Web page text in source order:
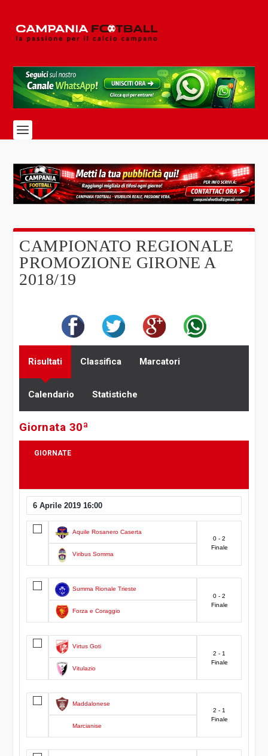
CAMPIONATO REGIONALE
PROMOZIONE GIRONE A
2018/19
Risultati Classifica Marcatori
Calendario Statistiche
Giornata 30ª
GIORNATE
28
6 Aprile 2019 16:00
Aquile Rosanero Caserta
Viribus Somma
0 - 2
Finale
Summa Rionale Trieste
Forza e Coraggio
0 - 2
Finale
Virtus Goti
Vitulazio
2 - 1
Finale
Maddalonese
Marcianise
2 - 1
Finale